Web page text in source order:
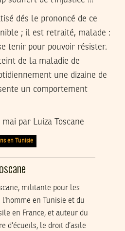
dés le prononcé de ce
; il est retraité, malade :
tenir pour pouvoir résister.
de la maladie de
une dizaine de
un comportement
par Luiza Toscane
en Tunisie
militante pour les
l’homme en Tunisie et du
en France, et auteur du
d’écueils, le droit d’asile